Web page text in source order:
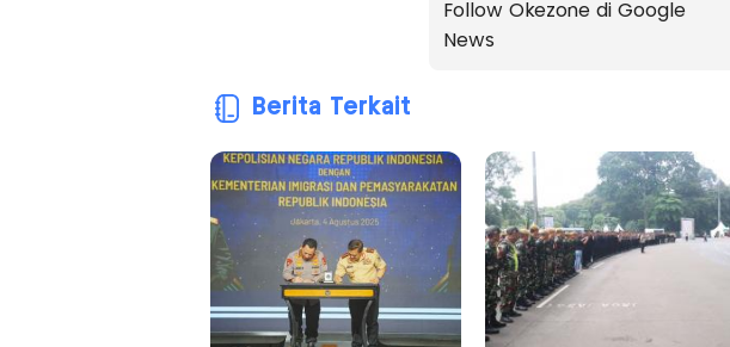
Follow Okezone di Google
News
Berita Terkait